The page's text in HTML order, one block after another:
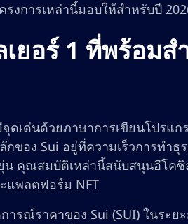
งการเหล่านี้มอบให้สำหรับปี
เยอร์ 1 ที่พร้อม
จุดเด่นด้วยภาษาการเขียนโปร
อง Sui อยู่ที่ความเร็วการทำธุ
คุณสมบัติเหล่านี้สนับสนุนอีโคซิ
แพลตฟอร์ม NFT
ารณ์ราคาของ Sui (SUI) ในระย